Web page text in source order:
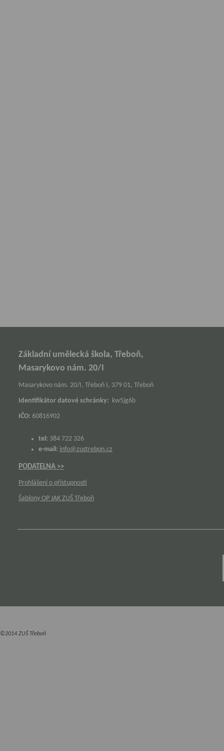
Základní umělecká škola, Třeboň,
Masarykovo nám. 20/I
Masarykovo nám. 20/I, Třeboň I, 379 01, Třeboň
Identifikátor datové schránky: kw5jg6b
IČO: 60816902
tel: 384 722 326
e-mail: info@zustrebon.cz
PODATELNA >>
Prohlášení o přístupnosti
Šablony OP JAK ZUŠ Třeboň
©2014 ZUŠ Třeboň